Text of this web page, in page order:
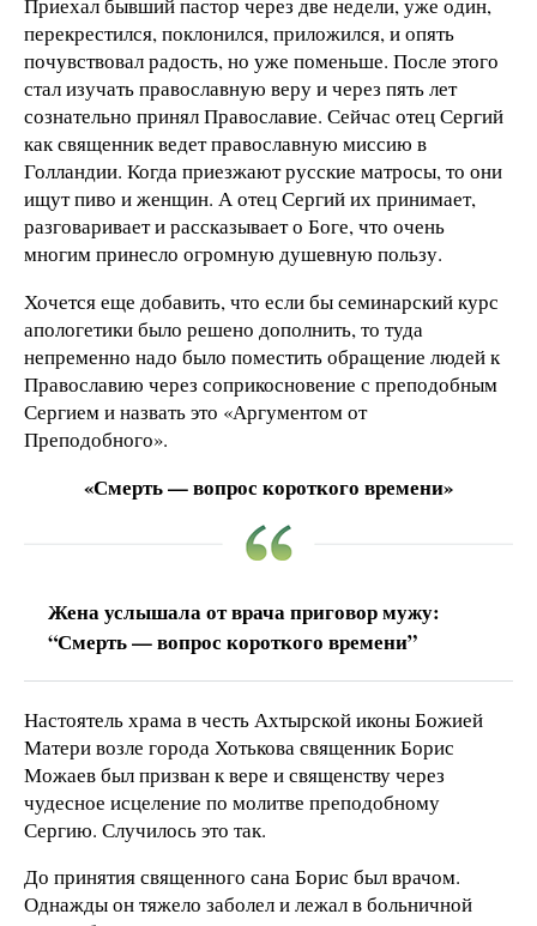
перекрестился, поклонился, приложился, и опять
почувствовал радость, но уже поменьше. После этого
стал изучать православную веру и через пять лет
сознательно принял Православие. Сейчас отец Сергий
как священник ведет православную миссию в
Голландии. Когда приезжают русские матросы, то они
ищут пиво и женщин. А отец Сергий их принимает,
разговаривает и рассказывает о Боге, что очень
многим принесло огромную душевную пользу.
Хочется еще добавить, что если бы семинарский курс
апологетики было решено дополнить, то туда
непременно надо было поместить обращение людей к
Православию через соприкосновение с преподобным
Сергием и назвать это «Аргументом от
Преподобного».
«Смерть — вопрос короткого времени»
Жена услышала от врача приговор мужу:
“Смерть — вопрос короткого времени”
Настоятель храма в честь Ахтырской иконы Божией
Матери возле города Хотькова священник Борис
Можаев был призван к вере и священству через
чудесное исцеление по молитве преподобному
Сергию. Случилось это так.
До принятия священного сана Борис был врачом.
Однажды он тяжело заболел и лежал в больничной